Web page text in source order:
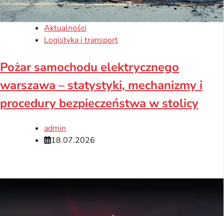
Aktualności
Logistyka i transport
Pożar samochodu elektrycznego
warszawa – statystyki, mechanizmy i
procedury bezpieczeństwa w stolicy
admin
18.07.2026